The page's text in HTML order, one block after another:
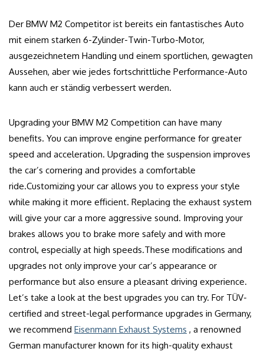
Der BMW M2 Competitor ist bereits ein fantastisches Auto
mit einem starken 6-Zylinder-Twin-Turbo-Motor,
ausgezeichnetem Handling und einem sportlichen, gewagten
Aussehen, aber wie jedes fortschrittliche Performance-Auto
kann auch er ständig verbessert werden.
Upgrading your BMW M2 Competition can have many
benefits. You can improve engine performance for greater
speed and acceleration. Upgrading the suspension improves
the car’s cornering and provides a comfortable
ride.Customizing your car allows you to express your style
while making it more efficient. Replacing the exhaust system
will give your car a more aggressive sound. Improving your
brakes allows you to brake more safely and with more
control, especially at high speeds.These modifications and
upgrades not only improve your car’s appearance or
performance but also ensure a pleasant driving experience.
Let’s take a look at the best upgrades you can try. For TÜV-
certified and street-legal performance upgrades in Germany,
we recommend Eisenmann Exhaust Systems , a renowned
German manufacturer known for its high-quality exhaust